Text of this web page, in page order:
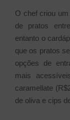
O chef criou
de pratos
entanto o
que os pratos
opções de
mais
caramellate
de oliva e cips